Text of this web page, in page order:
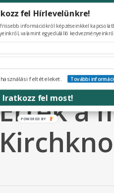
a
fel Hírlevelünkre!
információkról képzéseinkkel
valamint egyedülálló
Iratkozz fel most!
feltételeket. További
POWERED BY